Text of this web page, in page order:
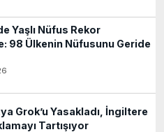
Yaşlı Nüfus Rekor
98 Ülkenin Nüfusunu Geride
Grok’u Yasakladı, İngiltere
Tartışıyor